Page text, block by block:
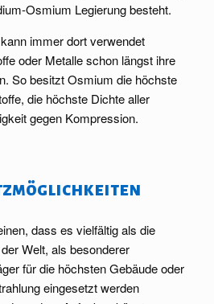
Osmium Legierung besteht.
immer dort verwendet
oder Metalle schon längst ihre
So besitzt Osmium die höchste
die höchste Dichte aller
gegen Kompression.
dass es vielfältig als die
Welt, als besonderer
für die höchsten Gebäude oder
eingesetzt werden